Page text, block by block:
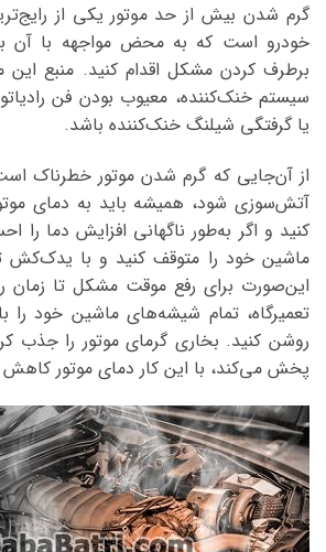
گرم شدن بیش از حد موتور یکی از
خودرو است که به محض مواجهه با آن
برطرف کردن مشکل اقدام کنید. منبع این
سیستم خنک‌کننده، معیوب بودن فن
یا گرفتگی شیلنگ خنک‌کننده باشد.
از آن‌جایی که گرم شدن موتور خطرناک است
آتش‌سوزی شود، همیشه باید به دمای
کنید و اگر به‌طور ناگهانی افزایش دما را
ماشین خود را متوقف کنید و با یدک‌کش
این‌صورت برای رفع موقت مشکل تا زمان
تعمیرگاه، تمام شیشه‌های ماشین خود را
روشن کنید. بخاری گرمای موتور را جذب
پخش می‌کند، با این کار دمای موتور کاهش